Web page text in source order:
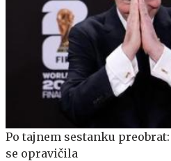
Po tajnem sestanku
se opravičila